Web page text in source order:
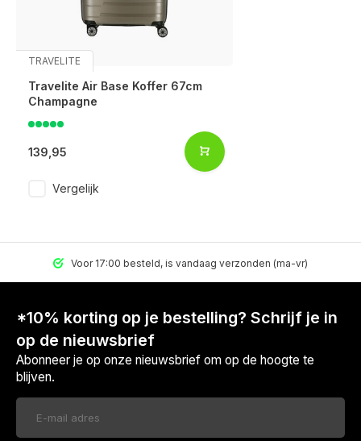
TRAVELITE
Travelite Air Base Koffer 67cm
Champagne
139,95
Vergelijk
Voor 17:00 besteld, is vandaag verzonden (ma-vr)
*10% korting op je bestelling? Schrijf je in
op de nieuwsbrief
Abonneer je op onze nieuwsbrief om op de hoogte te
blijven.